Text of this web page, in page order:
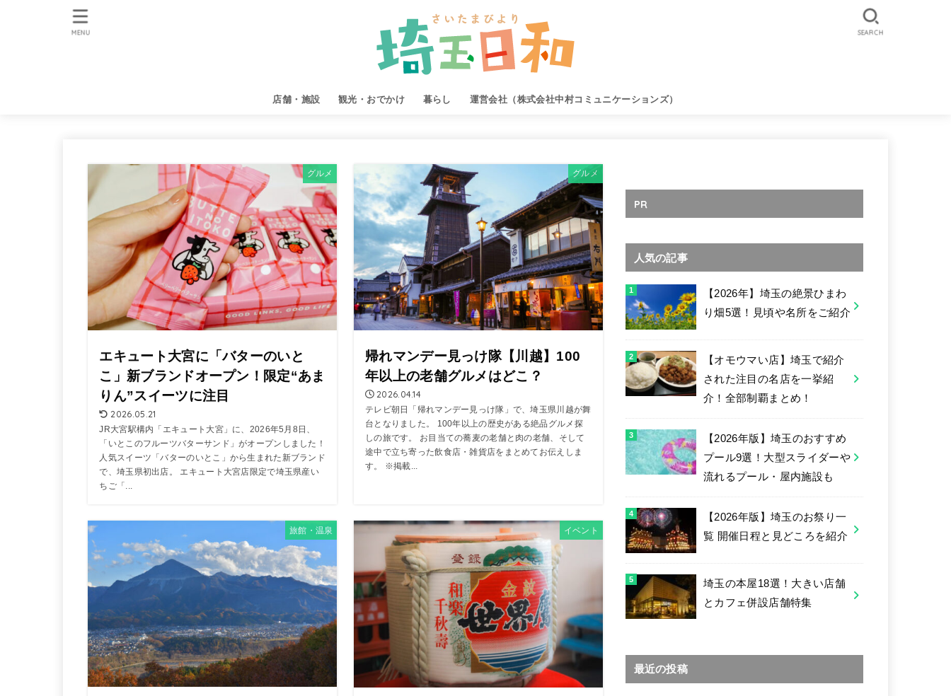
店舗・施設 観光・おでかけ 暮らし 運営会社（株式会社中村コミュニケーションズ）
SEARCH
MENU
グルメ
エキュート大宮に「バターのいと
こ」新ブランドオープン！限定“あま
りん”スイーツに注目
2026.05.21
JR大宮駅構内「エキュート大宮」に、2026年5月8日、
「いとこのフルーツバターサンド」がオープンしました！
人気スイーツ「バターのいとこ」から生まれた新ブランド
で、埼玉県初出店。 エキュート大宮店限定で埼玉県産い
ちご「...
グルメ
帰れマンデー見っけ隊【川越】100
年以上の老舗グルメはどこ？
2026.04.14
テレビ朝日「帰れマンデー見っけ隊」で、埼玉県川越が舞
台となりました。 100年以上の歴史がある絶品グルメ探
しの旅です。 お目当ての蕎麦の老舗と肉の老舗、そして
途中で立ち寄った飲食店・雑貨店をまとめてお伝えしま
す。 ※掲載...
旅館・温泉 イベント
PR
人気の記事
【2026年】埼玉の絶景ひまわ
り畑5選！見頃や名所をご紹介
【オモウマい店】埼玉で紹介
された注目の名店を一挙紹
介！全部制覇まとめ！
【2026年版】埼玉のおすすめ
プール9選！大型スライダーや
流れるプール・屋内施設も
【2026年版】埼玉のお祭り一
覧 開催日程と見どころを紹介
埼玉の本屋18選！大きい店舗
とカフェ併設店舗特集
最近の投稿